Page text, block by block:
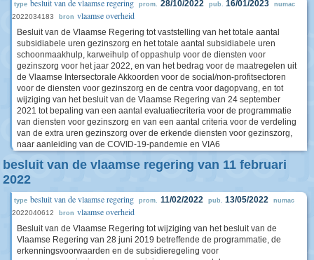
type besluit van de vlaamse regering prom. 28/10/2022 pub. 16/01/2023 numac
2022034183 bron vlaamse overheid
Besluit van de Vlaamse Regering tot vaststelling van het totale aantal
subsidiabele uren gezinszorg en het totale aantal subsidiabele uren
schoonmaakhulp, karweihulp of oppashulp voor de diensten voor
gezinszorg voor het jaar 2022, en van het bedrag voor de maatregelen uit
de Vlaamse Intersectorale Akkoorden voor de social/non-profitsectoren
voor de diensten voor gezinszorg en de centra voor dagopvang, en tot
wijziging van het besluit van de Vlaamse Regering van 24 september
2021 tot bepaling van een aantal evaluatiecriteria voor de programmatie
van diensten voor gezinszorg en van een aantal criteria voor de verdeling
van de extra uren gezinszorg over de erkende diensten voor gezinszorg,
naar aanleiding van de COVID-19-pandemie en VIA6
besluit van de vlaamse regering van 11 februari
2022
type besluit van de vlaamse regering prom. 11/02/2022 pub. 13/05/2022 numac
2022040612 bron vlaamse overheid
Besluit van de Vlaamse Regering tot wijziging van het besluit van de
Vlaamse Regering van 28 juni 2019 betreffende de programmatie, de
erkenningsvoorwaarden en de subsidieregeling voor